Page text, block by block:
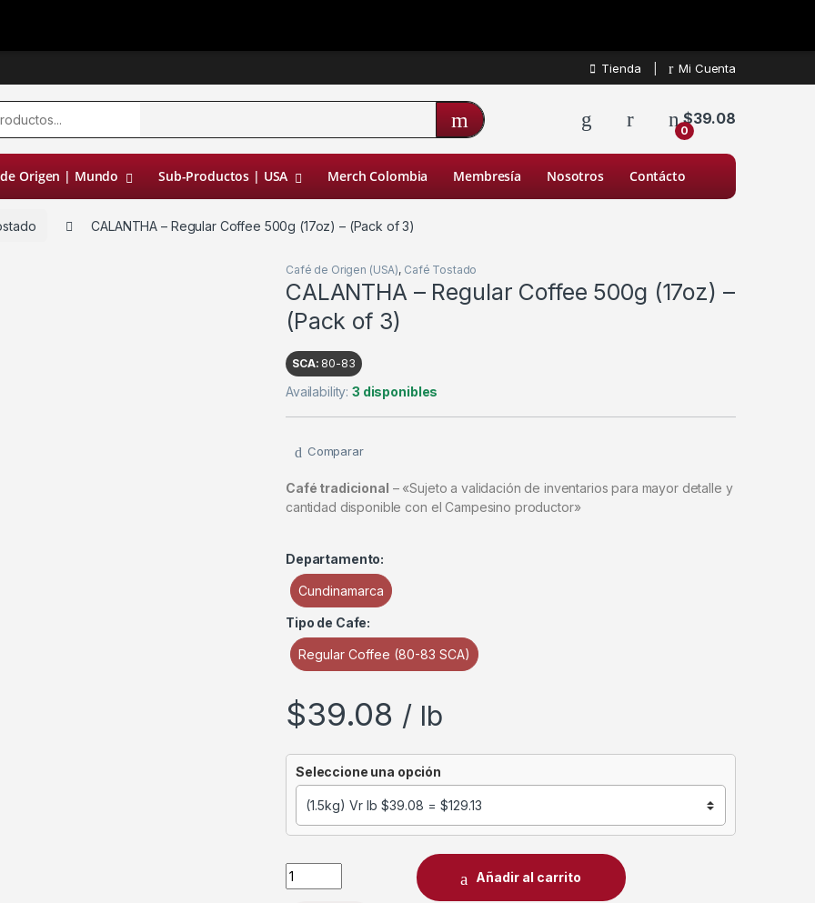
Tienda Mi Cuenta
0
$39.08
Origen | Mundo Sub-Productos | USA Merch Colombia Membresía Nosotros Contácto
CALANTHA – Regular Coffee 500g (17oz) – (Pack of 3)
Café de Origen (USA), Café Tostado
CALANTHA – Regular Coffee 500g (17oz) –
(Pack of 3)
SCA: 80-83
Availability:3 disponibles
Comparar
Café tradicional – «Sujeto a validación de inventarios para mayor detalle y
cantidad disponible con el Campesino productor»
Departamento:
Cundinamarca
Tipo de Cafe:
Regular Coffee (80-83 SCA)
$39.08 / lb
Seleccione una opción
Añadir al carrito